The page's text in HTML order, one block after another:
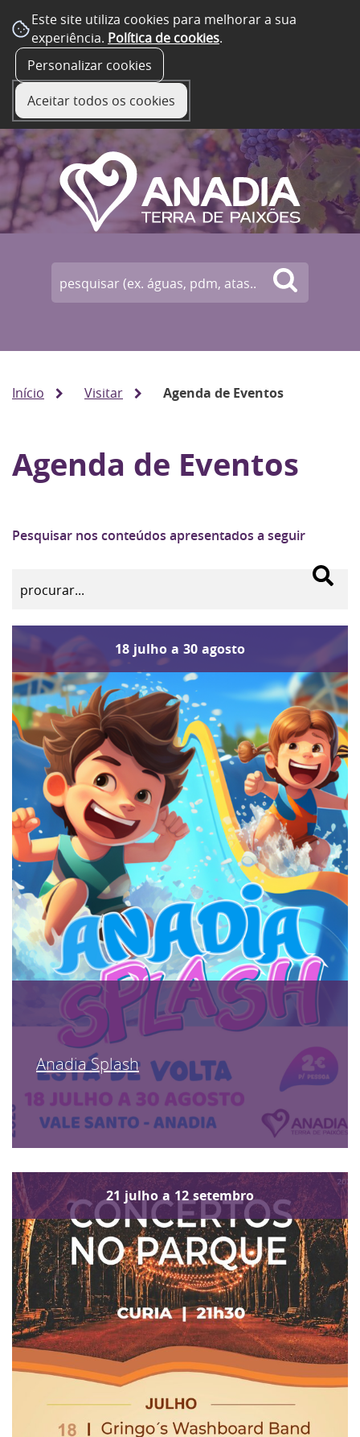
Este site utiliza cookies para melhorar a sua
experiência. Política de cookies.
Personalizar cookies
Aceitar todos os cookies
Início Visitar Agenda de Eventos
Agenda de Eventos
Pesquisar nos conteúdos apresentados a seguir
18 julho a 30 agosto
Anadia Splash
21 julho a 12 setembro